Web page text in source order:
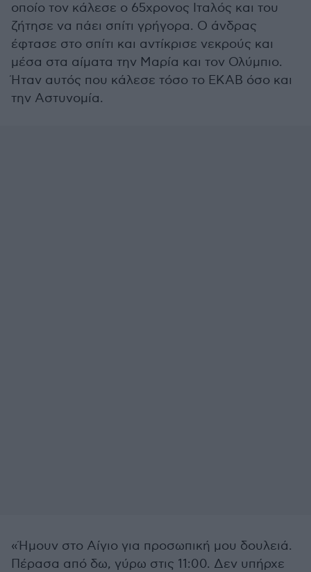
οποίο τον κάλεσε ο 65χρονος Ιταλός και του
ζήτησε να πάει σπίτι γρήγορα. Ο άνδρας
έφτασε στο σπίτι και αντίκρισε νεκρούς και
μέσα στα αίματα την Μαρία και τον Ολύμπιο.
Ήταν αυτός που κάλεσε τόσο το ΕΚΑΒ όσο και
την Αστυνομία.
«Ήμουν στο Αίγιο για προσωπική μου δουλειά.
Πέρασα από δω, γύρω στις 11:00. Δεν υπήρχε